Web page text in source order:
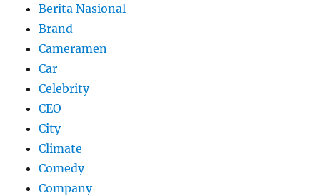
Berita Nasional
Brand
Cameramen
Car
Celebrity
CEO
City
Climate
Comedy
Company